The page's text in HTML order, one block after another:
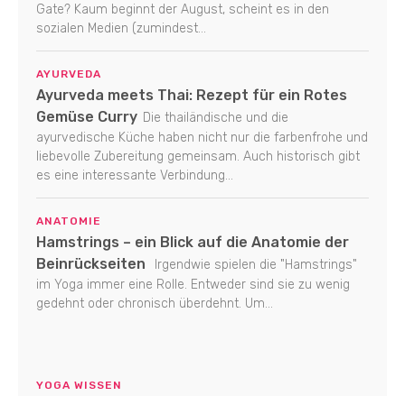
Gate? Kaum beginnt der August, scheint es in den
sozialen Medien (zumindest...
AYURVEDA
Ayurveda meets Thai: Rezept für ein Rotes
Gemüse Curry Die thailändische und die
ayurvedische Küche haben nicht nur die farbenfrohe und
liebevolle Zubereitung gemeinsam. Auch historisch gibt
es eine interessante Verbindung...
ANATOMIE
Hamstrings – ein Blick auf die Anatomie der
Beinrückseiten
Irgendwie spielen die "Hamstrings"
im Yoga immer eine Rolle. Entweder sind sie zu wenig
gedehnt oder chronisch überdehnt. Um...
YOGA WISSEN